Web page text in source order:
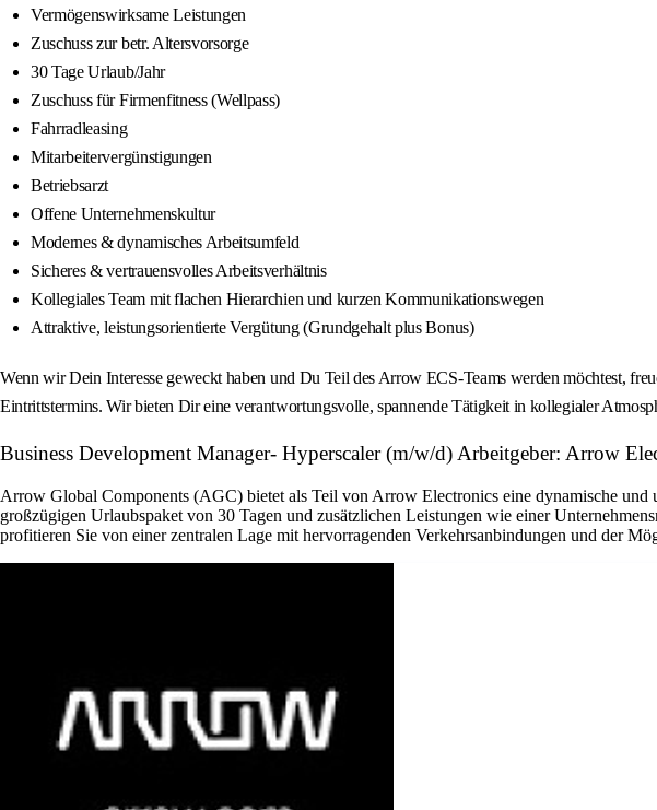
Vermögenswirksame Leistungen
Zuschuss zur betr. Altersvorsorge
30 Tage Urlaub/Jahr
Zuschuss für Firmenfitness (Wellpass)
Fahrradleasing
Mitarbeitervergünstigungen
Betriebsarzt
Offene Unternehmenskultur
Modernes & dynamisches Arbeitsumfeld
Sicheres & vertrauensvolles Arbeitsverhältnis
Kollegiales Team mit flachen Hierarchien und kurzen Kommunikationswegen
Attraktive, leistungsorientierte Vergütung (Grundgehalt plus Bonus)
Wenn wir Dein Interesse geweckt haben und Du Teil des Arrow ECS-Teams werden möchtest,
Eintrittstermins. Wir bieten Dir eine verantwortungsvolle, spannende Tätigkeit in kollegialer
Business Development Manager- Hyperscaler (m/w/d) Arbeitgeber: Arrow
Arrow Global Components (AGC) bietet als Teil von Arrow Electronics eine dynamische
großzügigen Urlaubspaket von 30 Tagen und zusätzlichen Leistungen wie einer
profitieren Sie von einer zentralen Lage mit hervorragenden Verkehrsanbindungen und der